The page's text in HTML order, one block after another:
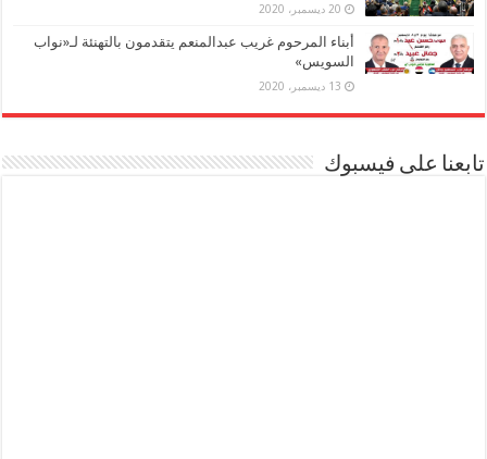
20 ديسمبر، 2020
أبناء المرحوم غريب عبدالمنعم يتقدمون بالتهنئة لـ«نواب
السويس»
13 ديسمبر، 2020
تابعنا على فيسبوك